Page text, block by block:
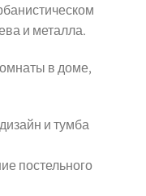
и металла.
в доме,
и тумба
постельного